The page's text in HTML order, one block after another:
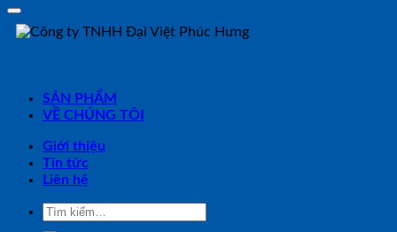
SẢN PHẨM
VỀ CHÚNG TÔI
Giới thiệu
Tin tức
Liên hệ
Tìm